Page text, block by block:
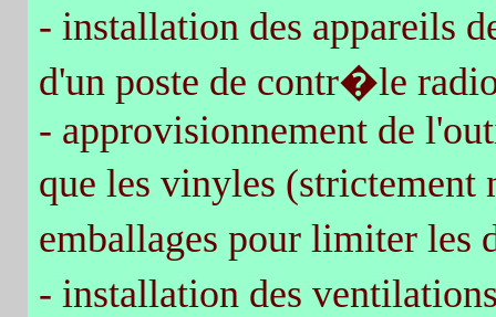
- installation des appareils
d'un poste de contr�le
- approvisionnement de
que les vinyles (strictement
emballages pour limiter
- installation des